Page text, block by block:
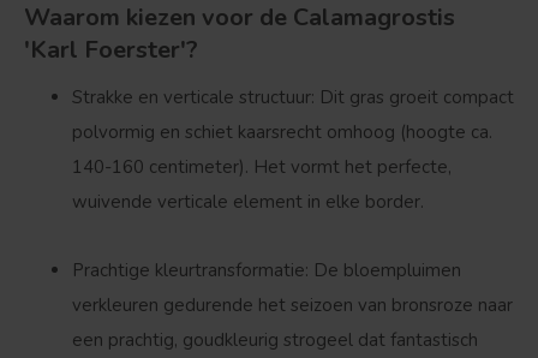
Waarom kiezen voor de Calamagrostis
'Karl Foerster'?
Strakke en verticale structuur: Dit gras groeit compact
polvormig en schiet kaarsrecht omhoog (hoogte ca.
140-160 centimeter). Het vormt het perfecte,
wuivende verticale element in elke border.
Prachtige kleurtransformatie: De bloempluimen
verkleuren gedurende het seizoen van bronsroze naar
een prachtig, goudkleurig strogeel dat fantastisch